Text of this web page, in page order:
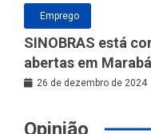
Emprego
SINOBRAS está
abertas em
26 de dezembro de 2024
Opinião